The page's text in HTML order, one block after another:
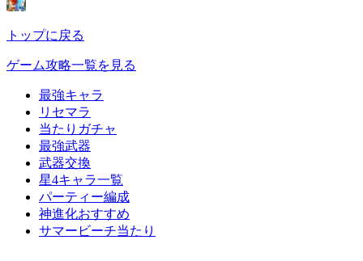
トップに戻る
ゲーム攻略一覧を見る
最強キャラ
リセマラ
当たりガチャ
最強武器
武器交換
星4キャラ一覧
パーティー編成
神進化おすすめ
サマービーチ当たり